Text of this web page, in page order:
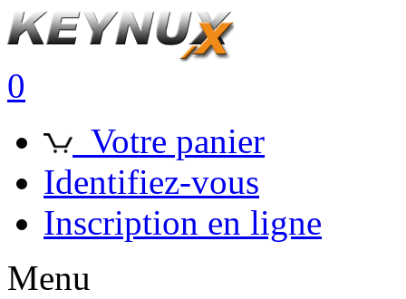
0
Votre panier
Identifiez-vous
Inscription en ligne
Menu